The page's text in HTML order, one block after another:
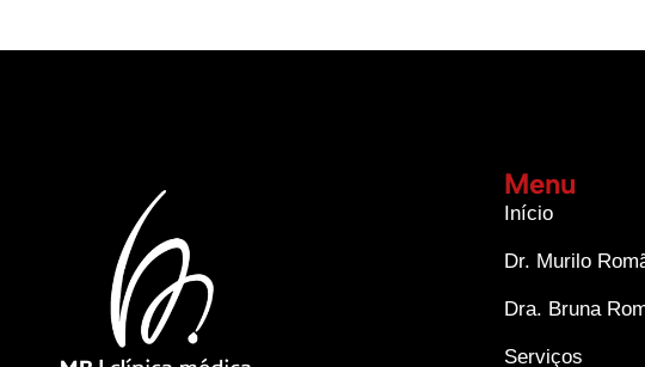
Menu
Início
Dr. Murilo
Dra. Bruna
Serviços